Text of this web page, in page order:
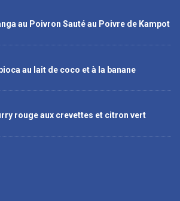
au Poivron Sauté au Poivre de Kampot
au lait de coco et à la banane
rouge aux crevettes et citron vert